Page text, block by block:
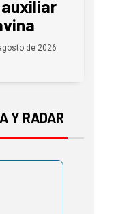
de 2026
Y RADAR